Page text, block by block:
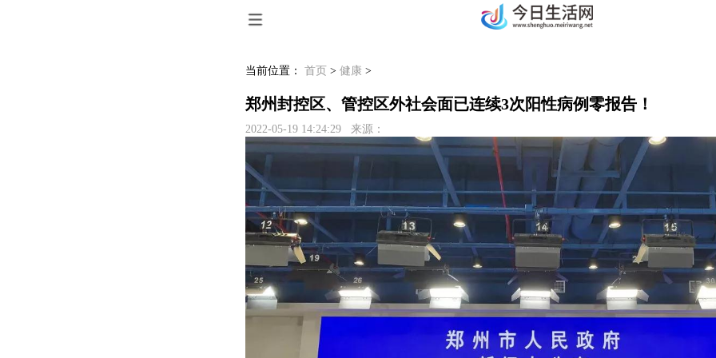
当前位置： 首页 > 健康 >
郑州封控区、管控区外社会面已连续3次阳性病例零报告！
2022-05-19 14:24:29 来源：